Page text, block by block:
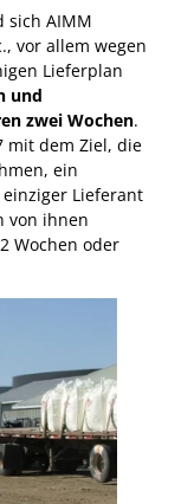
sich AIMM
vor allem wegen
Lieferplan
und
zwei Wochen.
mit dem Ziel, die
ein
Lieferant
von ihnen
Wochen oder